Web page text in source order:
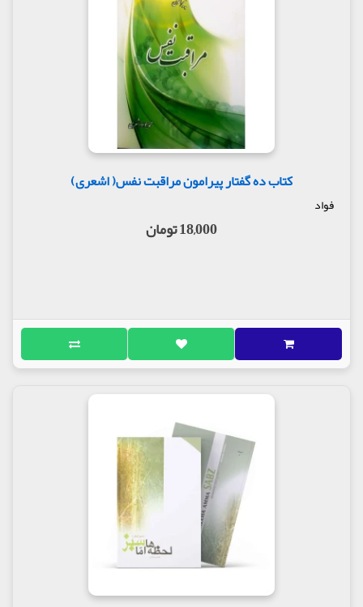
کتاب ده گفتار پیرامون مراقبت نفس( اشعری)
فواد
18,000 تومان